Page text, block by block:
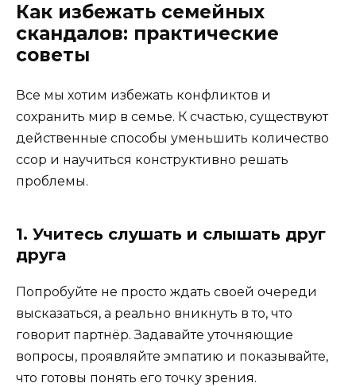
Как избежать семейных
скандалов: практические
советы
Все мы хотим избежать конфликтов и
сохранить мир в семье. К счастью, существуют
действенные способы уменьшить количество
ссор и научиться конструктивно решать
проблемы.
1. Учитесь слушать и слышать друг
друга
Попробуйте не просто ждать своей очереди
высказаться, а реально вникнуть в то, что
говорит партнёр. Задавайте уточняющие
вопросы, проявляйте эмпатию и показывайте,
что готовы понять его точку зрения.